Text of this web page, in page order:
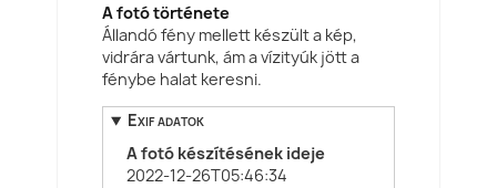
A fotó története
Állandó fény mellett készült a kép,
vidrára vártunk, ám a vízityúk jött a
fénybe halat keresni.
Exif adatok
A fotó készítésének ideje
2022-12-26T05:46:34